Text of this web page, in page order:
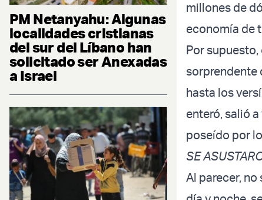
PM Netanyahu: Algunas
localidades cristianas
del sur del Líbano han
solicitado ser Anexadas
a Israel
millones de
economía de
Por
sorprendente
hasta los
enteró, salió
poseído por
SE
Al parecer,